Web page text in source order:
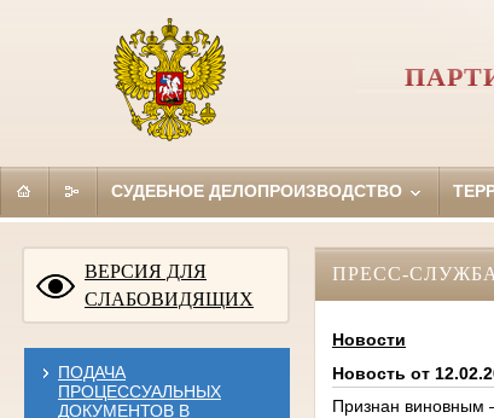
СУДЕБНОЕ ДЕЛОПРОИЗВОДСТВО
ВЕРСИЯ ДЛЯ
СЛАБОВИДЯЩИХ
ПОДАЧА
ПРОЦЕССУАЛЬНЫХ
ДОКУМЕНТОВ В
ПРЕСС-СЛУЖБА
Новости
Новость от
Признан виновным